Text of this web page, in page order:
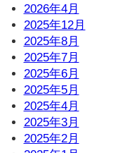
2026年4月
2025年12月
2025年8月
2025年7月
2025年6月
2025年5月
2025年4月
2025年3月
2025年2月